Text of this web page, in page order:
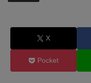
X
Pocket